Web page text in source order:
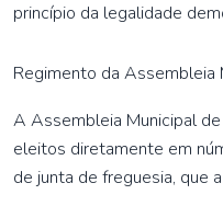
princípio da legalidade
Regimento da Assembleia
A Assembleia Municipal
eleitos diretamente em
de junta de freguesia, que